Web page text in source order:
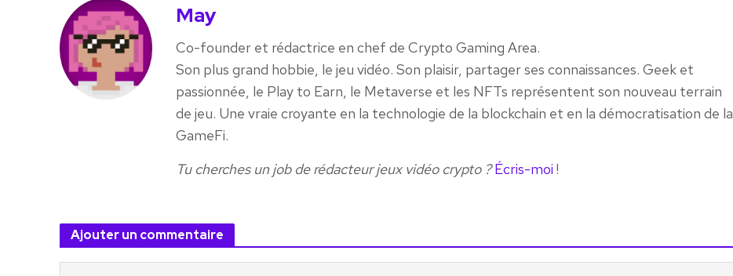
May
Co-founder et rédactrice en chef de Crypto Gaming Area.
Son plus grand hobbie, le jeu vidéo. Son plaisir, partager ses connaissances. Geek et
passionnée, le Play to Earn, le Metaverse et les NFTs représentent son nouveau terrain
de jeu. Une vraie croyante en la technologie de la blockchain et en la démocratisation de la
GameFi.
Tu cherches un job de rédacteur jeux vidéo crypto ? Écris-moi !
Ajouter un commentaire